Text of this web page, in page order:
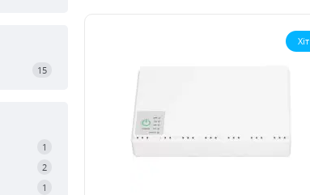
15
1
2
1
Хіт